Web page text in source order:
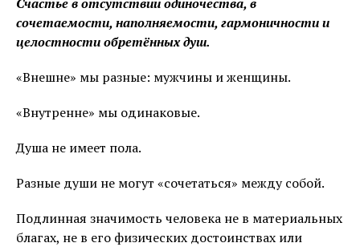
сочетаемости, наполняемости, гармоничности и
целостности обретённых душ.
«Внешне» мы разные: мужчины и женщины.
«Внутренне» мы одинаковые.
Душа не имеет пола.
Разные души не могут «сочетаться» между собой.
Подлинная значимость человека не в материальных
благах, не в его физических достоинствах или